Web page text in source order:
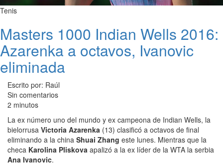
Tenis
Masters 1000 Indian Wells 2016:
Azarenka a octavos, Ivanovic
eliminada
Escrito por: Raúl
Sin comentarios
2 minutos
La ex número uno del mundo y ex campeona de Indian Wells, la
bielorrusa Victoria Azarenka (13) clasificó a octavos de final
eliminando a la china Shuai Zhang este lunes. Mientras que la
checa Karolina Pliskova apalizó a la ex líder de la WTA la serbia
Ana Ivanovic.